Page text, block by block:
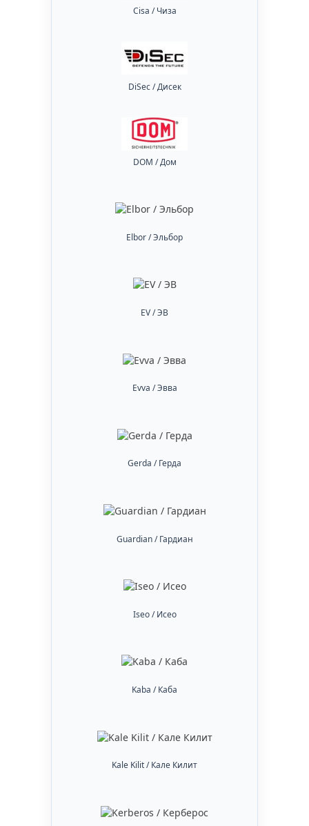
Cisa / Чиза
DiSec / Дисек
DOM / Дом
Elbor / Эльбор
EV / ЭВ
Evva / Эвва
Gerda / Герда
Guardian / Гардиан
Iseo / Исео
Kaba / Каба
Kale Kilit / Кале Килит